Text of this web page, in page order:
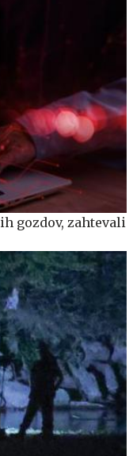
gozdov, zahtevali